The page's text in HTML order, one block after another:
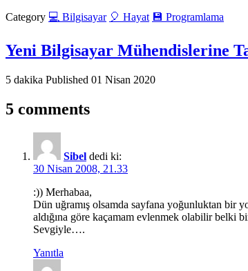
Category 💻 Bilgisayar 🎈 Hayat 💾 Programlama
Yeni Bilgisayar Mühendislerine
5 dakika Published 01 Nisan 2020
5 comments
Sibel dedi ki:
30 Nisan 2008, 21.33
:)) Merhabaa,
Dün uğramış olsamda sayfana yoğunluktan bir
aldığına göre kaçamam evlenmek olabilir belki
Sevgiyle….
Yanıtla